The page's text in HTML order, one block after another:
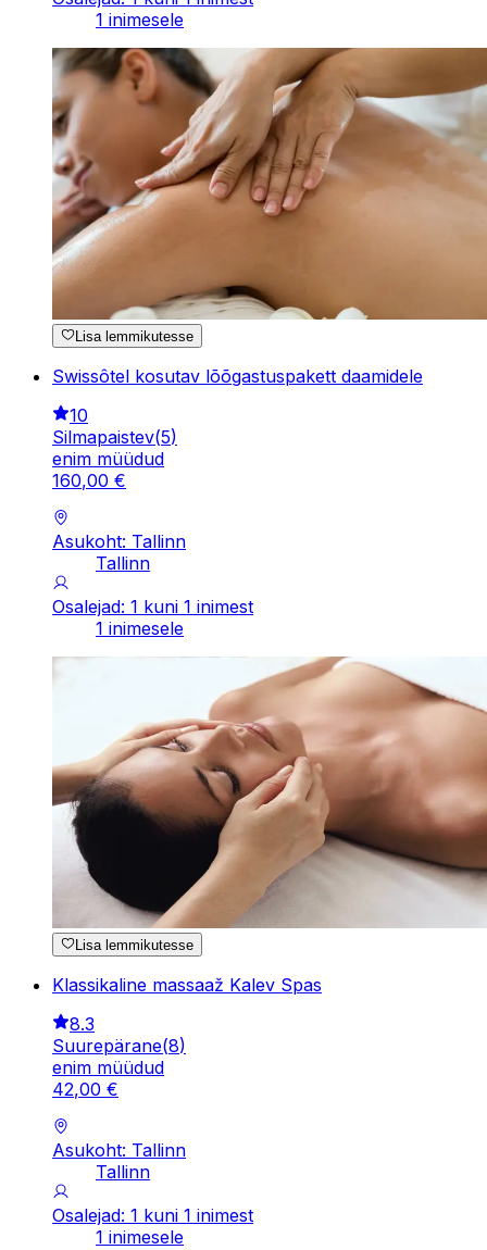
1 inimesele
Lisa lemmikutesse
Swissôtel kosutav lõõgastuspakett daamidele
10
Silmapaistev(5)
enim müüdud
160,00 €
Asukoht: Tallinn
Tallinn
Osalejad: 1 kuni 1 inimest
1 inimesele
Lisa lemmikutesse
Klassikaline massaaž Kalev Spas
8.3
Suurepärane(8)
enim müüdud
42,00 €
Asukoht: Tallinn
Tallinn
Osalejad: 1 kuni 1 inimest
1 inimesele